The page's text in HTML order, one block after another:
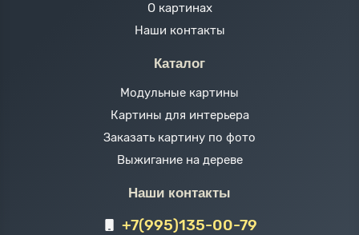
О картинах
Наши контакты
Каталог
Модульные картины
Картины для интерьера
Заказать картину по фото
Выжигание на дереве
Наши контакты
+7(995)135-00-79